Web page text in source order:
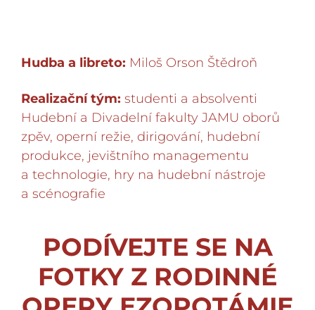
Hudba a libreto: Miloš Orson Štědroň
Realizační tým: studenti a absolventi
Hudební a Divadelní fakulty JAMU oborů
zpěv, operní režie, dirigování, hudební
produkce, jevištního managementu
a technologie, hry na hudební nástroje
a scénografie
PODÍVEJTE SE NA
FOTKY Z RODINNÉ